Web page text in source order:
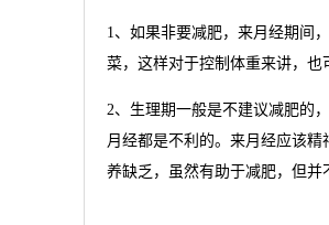
1、如果非要减肥，来月经期间
菜，这样对于控制体重来讲，也
2、生理期一般是不建议减肥的
月经都是不利的。来月经应该
养缺乏，虽然有助于减肥，但并